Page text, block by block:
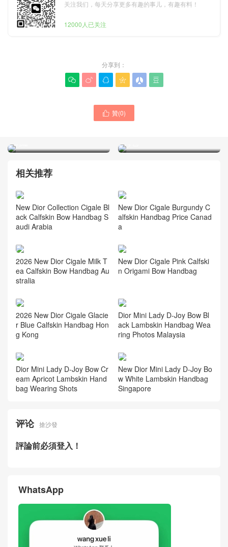
关注我们，每天分享更多有趣的事儿，有趣有料！
12000人已关注
分享到：
     
 贊(0)
DIOR包包屬於高奢還是頂奢
刺繡
迪奧最經典的包包網站 Miss
挎包
相关推荐
New Dior Collection Cigale Bl
ack Calfskin Bow Handbag S
audi Arabia
New Dior Cigale Burgundy C
alfskin Handbag Price Canad
a
2026 New Dior Cigale Milk T
ea Calfskin Bow Handbag Au
stralia
New Dior Cigale Pink Calfski
n Origami Bow Handbag
2026 New Dior Cigale Glacie
r Blue Calfskin Handbag Hon
g Kong
Dior Mini Lady D-Joy Bow Bl
ack Lambskin Handbag Wea
ring Photos Malaysia
Dior Mini Lady D-Joy Bow Cr
eam Apricot Lambskin Hand
bag Wearing Shots
New Dior Mini Lady D-Joy Bo
w White Lambskin Handbag
Singapore
评论 搶沙發
評論前必須登入！
WhatsApp